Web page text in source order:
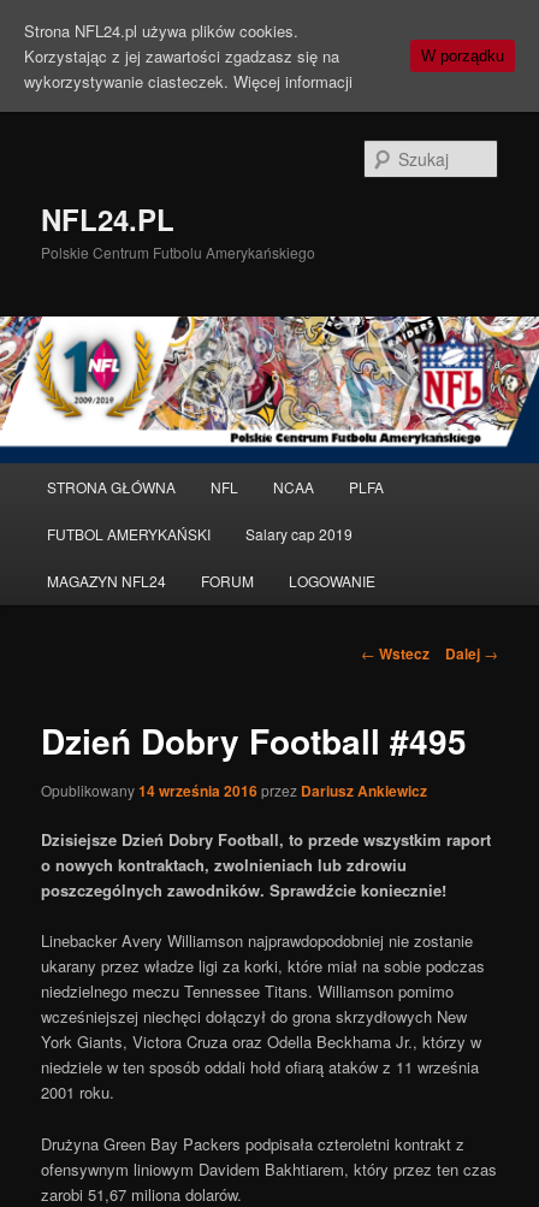
NFL24.PL
Polskie Centrum Futbolu Amerykańskiego
główne
Przeskocz
do
tekstu
STRONA GŁÓWNA NFL NCAA PLFA
FUTBOL AMERYKAŃSKI Salary cap 2019
MAGAZYN NFL24 FORUM LOGOWANIE
Nawigacja
← Wstecz Dalej →
Dzień Dobry Football #495
Opublikowany14 września 2016przez Dariusz Ankiewicz
Dzisiejsze Dzień Dobry Football, to przede wszystkim raport
o nowych kontraktach, zwolnieniach lub zdrowiu
poszczególnych zawodników. Sprawdźcie koniecznie!
Linebacker Avery Williamson najprawdopodobniej nie zostanie
ukarany przez władze ligi za korki, które miał na sobie podczas
niedzielnego meczu Tennessee Titans. Williamson pomimo
wcześniejszej niechęci dołączył do grona skrzydłowych New
York Giants, Victora Cruza oraz Odella Beckhama Jr., którzy w
niedziele w ten sposób oddali hołd ofiarą ataków z 11 września
2001 roku.
Drużyna Green Bay Packers podpisała czteroletni kontrakt z
ofensywnym liniowym Davidem Bakhtiarem, który przez ten czas
zarobi 51,67 miliona dolarów.
Strona NFL24.pl używa plików cookies.
Korzystając z jej zawartości zgadzasz się na
wykorzystywanie ciasteczek. Więcej informacji
W porządku